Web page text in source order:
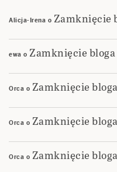
Alicja-Irena o Zamknięcie
ewa o Zamknięcie bloga
Orca o Zamknięcie bloga
Orca o Zamknięcie bloga
Orca o Zamknięcie bloga